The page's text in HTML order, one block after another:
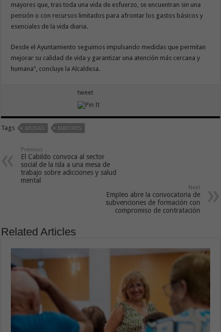
mayores que, tras toda una vida de esfuerzo, se encuentran sin una
pensión o con recursos limitados para afrontar los gastos básicos y
esenciales de la vida diaria.
Desde el Ayuntamiento seguimos impulsando medidas que permitan
mejorar su calidad de vida y garantizar una atención más cercana y
humana”, concluye la Alcaldesa.
tweet
Tags AYUDAS MAYORES
Previous
El Cabildo convoca al sector
social de la isla a una mesa de
trabajo sobre adicciones y salud
mental
Next
Empleo abre la convocatoria de
subvenciones de formación con
compromiso de contratación
Related Articles